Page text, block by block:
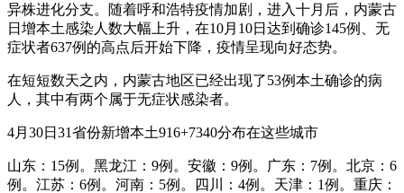
异株进化分支。随着呼和浩特疫情加剧，进入十月后，内蒙古
日增本土感染人数大幅上升，在10月10日达到确诊145例、无
症状者637例的高点后开始下降，疫情呈现向好态势。
在短短数天之内，内蒙古地区已经出现了53例本土确诊的病
人，其中有两个属于无症状感染者。
4月30日31省份新增本土916+7340分布在这些城市
山东：15例。黑龙江：9例。安徽：9例。广东：7例。北京：6
例。江苏：6例。河南：5例。四川：4例。天津：1例。重庆：